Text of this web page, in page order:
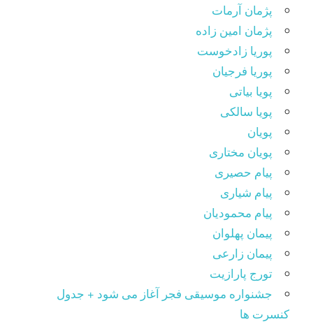
پژمان آرمات
پژمان امین زاده
پوریا زادخوست
پوریا فرجیان
پویا بیاتی
پویا سالکی
پویان
پویان مختاری
پیام حصیری
پیام شیاری
پیام محمودیان
پیمان پهلوان
پیمان زارعی
تورج پارازیت
جشنواره موسیقی فجر آغاز می شود + جدول
کنسرت ها